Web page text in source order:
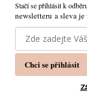
Používáme
prohlížení webu
jeho funkce,
Stačí se přihlásit k
newsletteru a sleva je
Chci se přihlásit